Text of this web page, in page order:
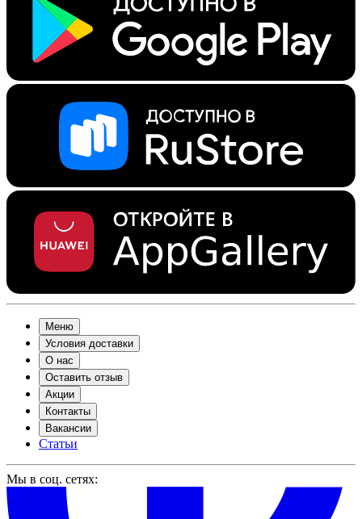
Меню
Условия доставки
О нас
Оставить отзыв
Акции
Контакты
Вакансии
Статьи
Мы в соц. сетях: